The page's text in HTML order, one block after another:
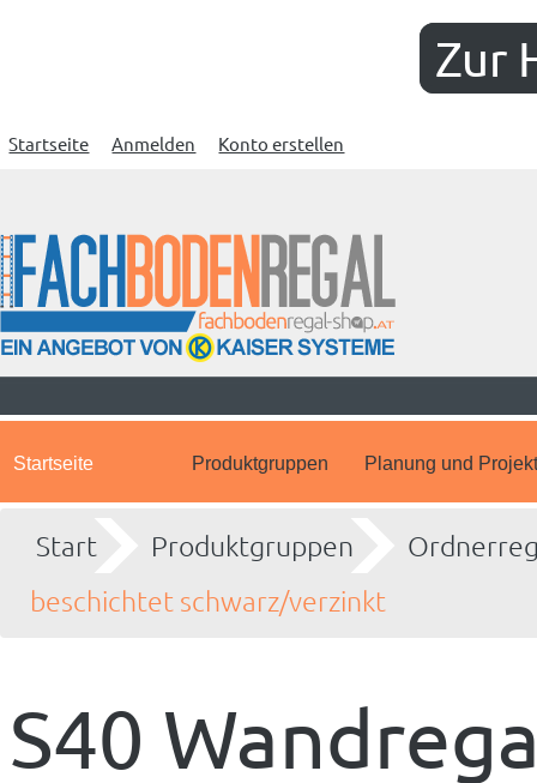
Zur
Startseite Anmelden Konto erstellen
Startseite Produktgruppen Planung und
Start Produktgruppen
beschichtet schwarz/verzinkt
S40